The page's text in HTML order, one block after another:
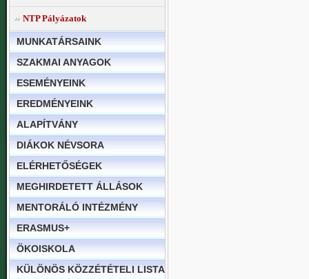
NTP Pályázatok
MUNKATÁRSAINK
SZAKMAI ANYAGOK
ESEMÉNYEINK
EREDMÉNYEINK
ALAPÍTVÁNY
DIÁKOK NÉVSORA
ELÉRHETŐSÉGEK
MEGHIRDETETT ÁLLÁSOK
MENTORÁLÓ INTÉZMÉNY
ERASMUS+
ÖKOISKOLA
KÜLÖNÖS KÖZZÉTÉTELI LISTA